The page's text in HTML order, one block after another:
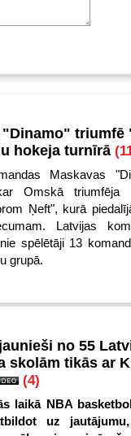
"Dinamo" triumfē
hokeja turnīrā
Maskavas
Omskā triumfēja
Ņeft", kurā
Latvijas
spēlētāji 13
grupā.
no 55
skolām tikās ar
(4)
laikā NBA
uz